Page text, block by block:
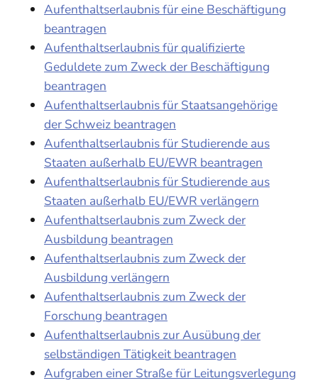
Aufenthaltserlaubnis für eine Beschäftigung
beantragen
Aufenthaltserlaubnis für qualifizierte
Geduldete zum Zweck der Beschäftigung
beantragen
Aufenthaltserlaubnis für Staatsangehörige
der Schweiz beantragen
Aufenthaltserlaubnis für Studierende aus
Staaten außerhalb EU/EWR beantragen
Aufenthaltserlaubnis für Studierende aus
Staaten außerhalb EU/EWR verlängern
Aufenthaltserlaubnis zum Zweck der
Ausbildung beantragen
Aufenthaltserlaubnis zum Zweck der
Ausbildung verlängern
Aufenthaltserlaubnis zum Zweck der
Forschung beantragen
Aufenthaltserlaubnis zur Ausübung der
selbständigen Tätigkeit beantragen
Aufgraben einer Straße für Leitungsverlegung